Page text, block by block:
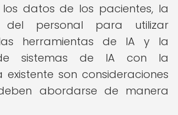
datos de los pacientes, la
del personal para utilizar
herramientas de IA y la
sistemas de IA con la
existente son consideraciones
abordarse de manera